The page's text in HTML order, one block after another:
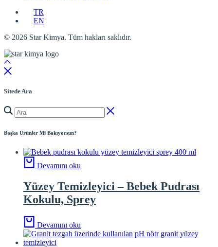
TR
EN
© 2026 Star Kimya. Tüm hakları saklıdır.
Sitede Ara
Başka Ürünler Mi Bakıyorsun?
Devamını oku
Yüzey Temizleyici – Bebek Pudrası
Kokulu, Sprey
Devamını oku